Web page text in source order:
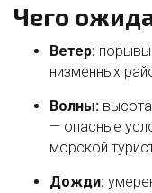
Чего
Ветер:
низменных
Волны:
— опасные
морской
Дожди: